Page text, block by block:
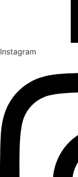
Instagram